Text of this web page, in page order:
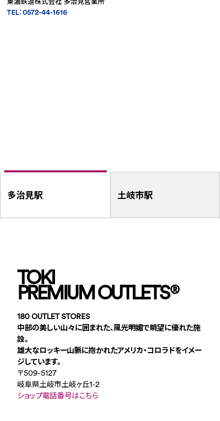
TEL：0572-44-1616
多治見駅 土岐市駅
TOKI
PREMIUM OUTLETS®
180 OUTLET STORES
中部の美しい山々に囲まれた、風光明媚で眺望に優れた施
設。
雄大なロッキー山脈に抱かれたアメリカ・コロラドをイメー
ジしています。
〒509-5127
岐阜県土岐市土岐ヶ丘1-2
ショップ電話番号はこちら